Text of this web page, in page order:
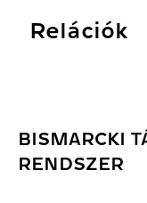
Relációk
BISMARCKI
RENDSZER